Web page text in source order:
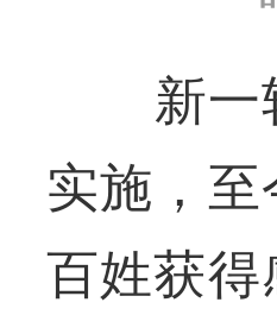
新一轮
实施，
百姓获